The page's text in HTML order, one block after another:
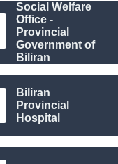
Social Welfare
Office -
Provincial
Government of
Biliran
Biliran
Provincial
Hospital